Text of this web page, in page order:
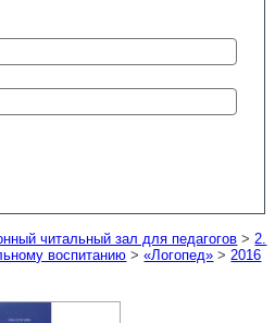
читальный зал для педагогов > 2.
воспитанию >«Логопед» > 2016